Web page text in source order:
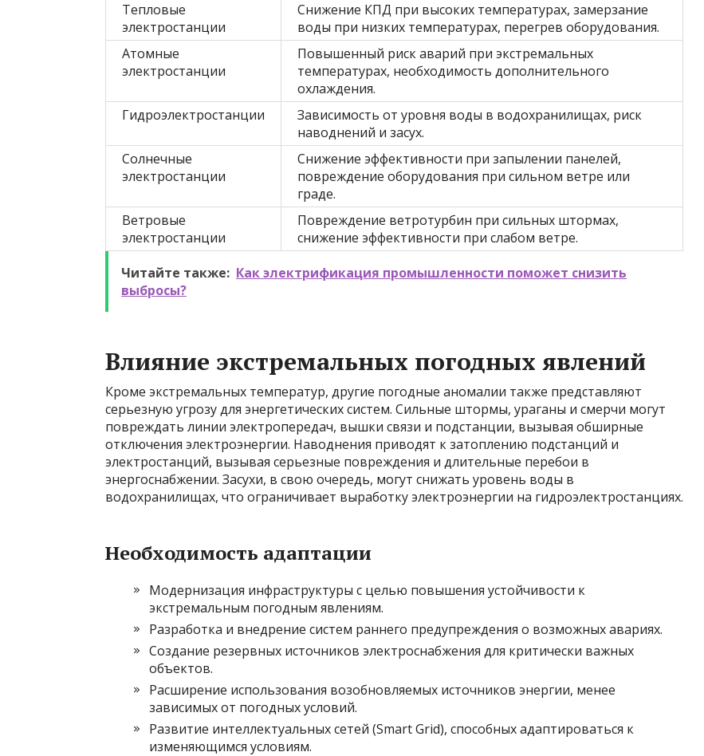
Тепловые
электростанции
Снижение КПД при высоких температурах, замерзание
воды при низких температурах, перегрев оборудования.
Атомные
электростанции
Повышенный риск аварий при экстремальных
температурах, необходимость дополнительного
охлаждения.
Гидроэлектростанции
Зависимость от уровня воды в водохранилищах, риск
наводнений и засух.
Солнечные
электростанции
Снижение эффективности при запылении панелей,
повреждение оборудования при сильном ветре или
граде.
Ветровые
электростанции
Повреждение ветротурбин при сильных штормах,
снижение эффективности при слабом ветре.
Читайте также: Как электрификация промышленности поможет снизить
выбросы?
Влияние экстремальных погодных явлений
Кроме экстремальных температур, другие погодные аномалии также представляют
серьезную угрозу для энергетических систем. Сильные штормы, ураганы и смерчи могут
повреждать линии электропередач, вышки связи и подстанции, вызывая обширные
отключения электроэнергии. Наводнения приводят к затоплению подстанций и
электростанций, вызывая серьезные повреждения и длительные перебои в
энергоснабжении. Засухи, в свою очередь, могут снижать уровень воды в
водохранилищах, что ограничивает выработку электроэнергии на гидроэлектростанциях.
Необходимость адаптации
Модернизация инфраструктуры с целью повышения устойчивости к
экстремальным погодным явлениям.
Разработка и внедрение систем раннего предупреждения о возможных авариях.
Создание резервных источников электроснабжения для критически важных
объектов.
Расширение использования возобновляемых источников энергии, менее
зависимых от погодных условий.
Развитие интеллектуальных сетей (Smart Grid), способных адаптироваться к
изменяющимся условиям.